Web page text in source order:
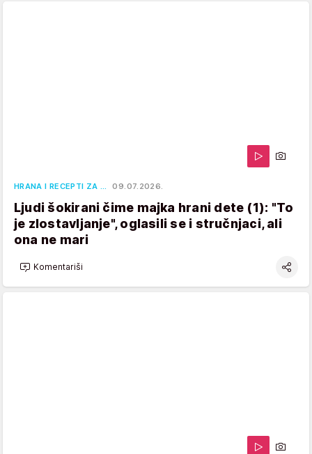
HRANA I RECEPTI ZA … 09.07.2026.
Ljudi šokirani čime majka hrani dete (1): "To
je zlostavljanje", oglasili se i stručnjaci, ali
ona ne mari
Komentariši